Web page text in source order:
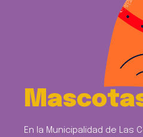
En la Municipalidad de Las